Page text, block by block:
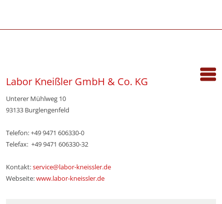
Labor Kneißler GmbH & Co. KG
Unterer Mühlweg 10
93133 Burglengenfeld
Telefon: +49 9471 606330-0
Telefax: +49 9471 606330-32
Kontakt:service@labor-kneissler.de
Webseite:www.labor-kneissler.de